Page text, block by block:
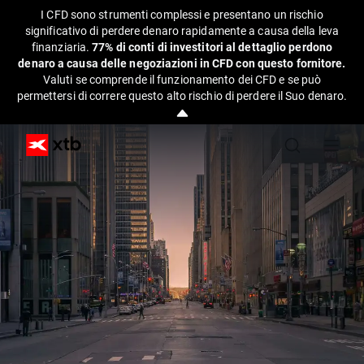
I CFD sono strumenti complessi e presentano un rischio
significativo di perdere denaro rapidamente a causa della leva
finanziaria.77% di conti di investitori al dettaglio perdono
denaro a causa delle negoziazioni in CFD con questo fornitore.
Valuti se comprende il funzionamento dei CFD e se può
permettersi di correre questo alto rischio di perdere il Suo denaro.